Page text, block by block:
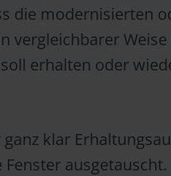
die modernisierten
vergleichbarer
erhalten oder
klar